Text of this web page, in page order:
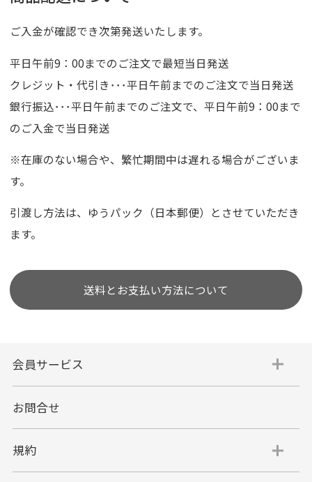
ご入金が確認でき次第発送いたします。
平日午前9：00までのご注文で最短当日発送
クレジット・代引き･･･平日午前までのご注文で当日発送
銀行振込･･･平日午前までのご注文で、平日午前9：00まで
のご入金で当日発送
※在庫のない場合や、繁忙期間中は遅れる場合がございま
す。
引渡し方法は、ゆうパック（日本郵便）とさせていただき
ます。
送料とお支払い方法について
会員サービス
お問合せ
規約